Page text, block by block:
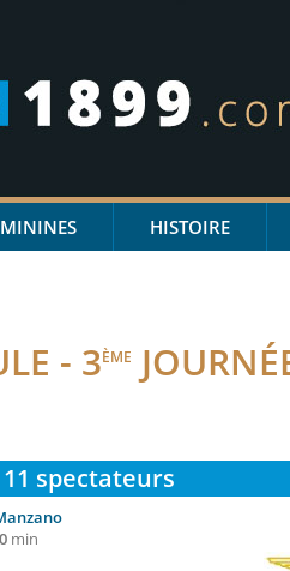
HISTOIRE
- 3ÈME
spectateurs
min